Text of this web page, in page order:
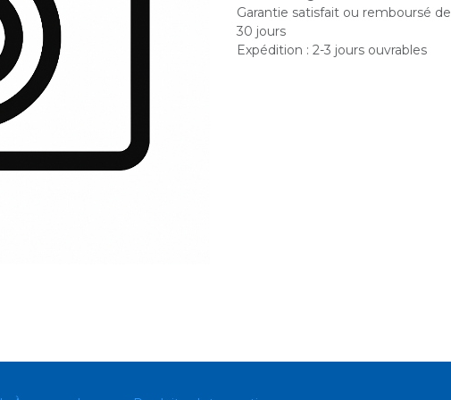
Garantie satisfait ou remboursé de
30 jours
Expédition : 2-3 jours ouvrables